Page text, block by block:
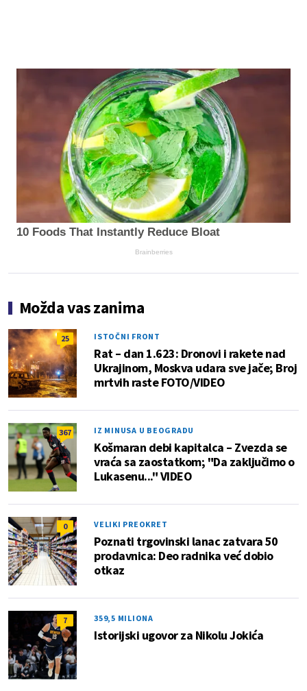
10 Foods That Instantly Reduce Bloat
Brainberries
Možda vas zanima
25 ISTOČNI FRONT
Rat – dan 1.623: Dronovi i rakete nad
Ukrajinom, Moskva udara sve jače; Broj
mrtvih raste FOTO/VIDEO
367 IZ MINUSA U BEOGRADU
Košmaran debi kapitalca – Zvezda se
vraća sa zaostatkom; "Da zaključimo o
Lukasenu..." VIDEO
0 VELIKI PREOKRET
Poznati trgovinski lanac zatvara 50
prodavnica: Deo radnika već dobio
otkaz
7 359,5 MILIONA
Istorijski ugovor za Nikolu Jokića